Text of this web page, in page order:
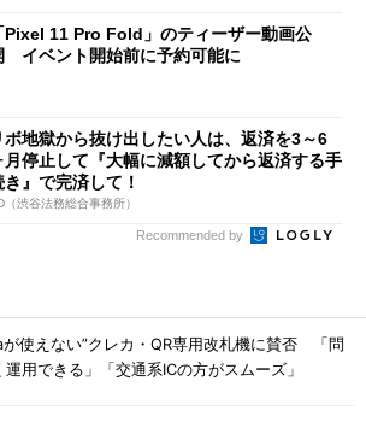
Pixel 11 Pro Fold」のティーザー動画公
イベント開始前に予約可能に
ボ地獄から抜け出したい人は、返済を3～6
月停止して『大幅に減額してから返済する手
き』で完済して！
（渋谷法務総合事務所）
Recommended by
が使えない”クレカ・QR専用改札機に賛否 「問
運用できる」「交通系ICの方がスムーズ」